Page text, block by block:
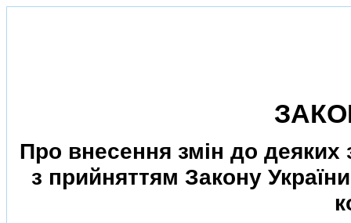
Про внесення змiн до деяких
з прийняттям Закону